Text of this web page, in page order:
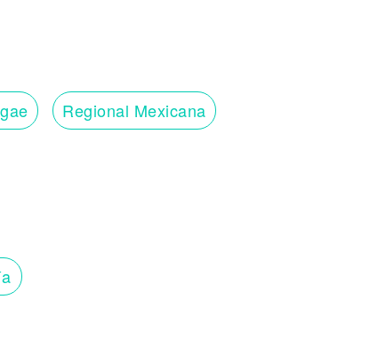
Regional Mexicana